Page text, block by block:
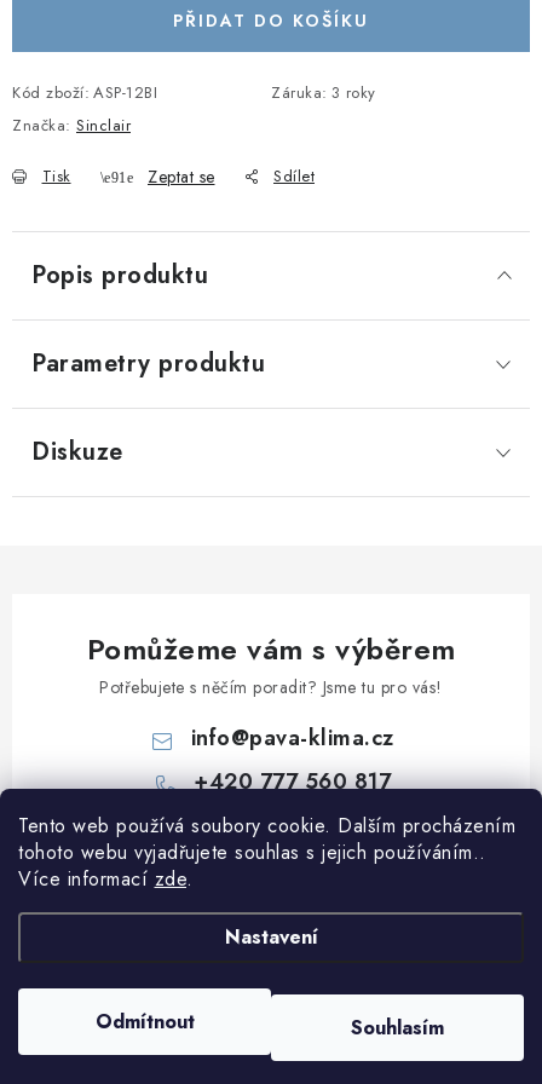
Tento web používá soubory cookie. Dalším procházením
tohoto webu vyjadřujete souhlas s jejich používáním..
Více informací zde.
Nastavení
Odmítnout Souhlasím
PŘIDAT DO KOŠÍKU
Kód zboží: ASP-12BI Záruka: 3 roky
Značka: Sinclair
Tisk Zeptat se Sdílet
Popis produktu
Parametry produktu
Diskuze
Pomůžeme vám s výběrem
Potřebujete s něčím poradit? Jsme tu pro vás!
info@pava-klima.cz
+420 777 560 817
Informace pro vás
Podmínky ochrany osobních údajů
Blog
Vytvořil Shoptet
Copyright 2026PaVa-klima.cz . Všechna práva vyhrazena.